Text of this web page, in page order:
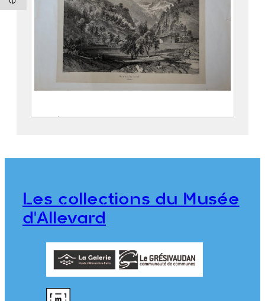
Entrée de la Gorge d’Allevard
CICÉRI, Eugène (Paris, 27 janvier
THIERRY Frères
2018.0.12
Les collections du Musée
d'Allevard